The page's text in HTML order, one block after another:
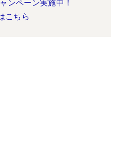
こちら